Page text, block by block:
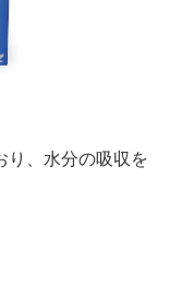
り、水分の吸収を